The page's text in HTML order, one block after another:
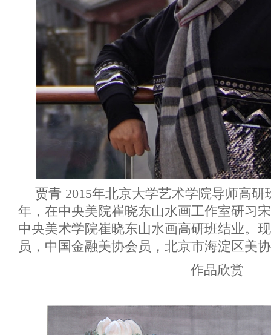
贾青 2015年北京大学艺术学院导师高研
年，在中央美院崔晓东山水画工作室研习
中央美术学院崔晓东山水画高研班结业。
员，中国金融美协会员，北京市海淀区美
作品欣赏